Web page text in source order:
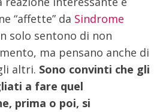
“affette” da Sindrome
solo sentono di non
ma pensano anche di
altri. Sono convinti che gli
a fare quel
prima o poi, si